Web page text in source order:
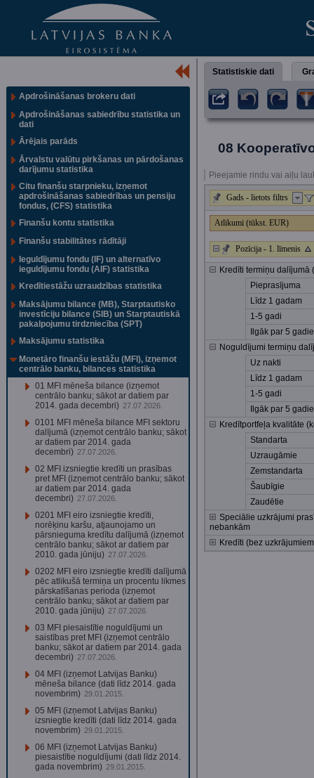
Apdrošināšanas brokeru dati
Apdrošināšanas sabiedrību statistika un
dati
Ārējais parāds
Ārvalstu valūtu pirkšanas un pārdošanas
darījumu statistika
Citu finanšu starpnieku, izņemot
apdrošināšanas sabiedrības un pensiju
fondus, (CFS) statistika
Finanšu kontu statistika
Finanšu stabilitātes rādītāji
Ieguldījumu fondu (IF) un alternatīvo
ieguldījumu fondu (AIF) statistika
Kredītiestāžu uzraudzības statistika
Maksājumu bilance (MB), Starptautisko
investīciju bilance (SIB) un Starptautiskā
pakalpojumu tirdzniecība (SPT)
Maksājumu statistika
Monetāro finanšu iestāžu (MFI), izņemot
centrālo banku, bilances statistika
01 MFI mēneša bilance (izņemot
centrālo banku; sākot ar datiem par
2014. gada decembri) 27.07.2026.
0101 MFI mēneša bilance MFI sektoru
dalījumā (izņemot centrālo banku; sākot
ar datiem par 2014. gada
decembri) 27.07.2026.
02 MFI izsniegtie kredīti un prasības
pret MFI (izņemot centrālo banku; sākot
ar datiem par 2014. gada
decembri) 27.07.2026.
0201 MFI eiro izsniegtie kredīti,
norēķinu karšu, atjaunojamo un
pārsnieguma kredītu dalījumā (izņemot
centrālo banku; sākot ar datiem par
2010. gada jūniju) 27.07.2026.
0202 MFI eiro izsniegtie kredīti dalījumā
pēc atlikušā termiņa un procentu likmes
pārskatīšanas perioda (izņemot
centrālo banku; sākot ar datiem par
2010. gada jūniju) 27.07.2026.
03 MFI piesaistītie noguldījumi un
saistības pret MFI (izņemot centrālo
banku; sākot ar datiem par 2014. gada
decembri) 27.07.2026.
04 MFI (izņemot Latvijas Banku)
mēneša bilance (dati līdz 2014. gada
novembrim) 29.01.2015.
05 MFI (izņemot Latvijas Banku)
izsniegtie kredīti (dati līdz 2014. gada
novembrim) 29.01.2015.
06 MFI (izņemot Latvijas Banku)
piesaistītie noguldījumi (dati līdz 2014.
gada novembrim) 29.01.2015.
Statistiskie dati
08
Pieejamie rindu vai aiļu
Gads - lietots filtrs
Atlikumi (tūkst. EUR)
Pozīcija - 1. līmenis
Kredīti termiņu dalījumā
Pieprasījuma
Līdz 1 gadam
1-5 gadi
Ilgāk par 5
Noguldījumi termiņu
Uz nakti
Līdz 1 gadam
1-5 gadi
Ilgāk par 5
Kredītportfeļa kvalitāte
Standarta
Uzraugāmie
Zemstandarta
Šaubīgie
Zaudētie
Speciālie uzkrājumi
nebankām
Kredīti (bez